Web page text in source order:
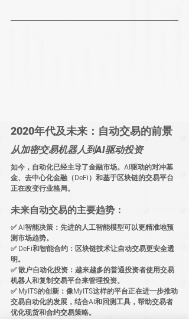
2020年代及未来：自动交易的前景
从加密交易机器人到AI驱动投资
如今，自动化已经主导了金融市场。AI驱动的对冲基
金、去中心化金融（DeFi）和基于区块链的交易平台
正在改变行业格局。
未来自动交易的主要趋势：
✅ AI智能决策 ：先进的人工智能模型可以更精准地预
测市场趋势。
✅ DeFi和智能合约 ：区块链技术让自动交易更安全透
明。
✅ 散户自动化投资 ：越来越多的普通投资者使用交易
机器人和复制交易平台来管理投资。
✅ MyITS的创新 ：像MyITS这样的平台正在进一步推动
交易自动化的发展，结合AI和回测工具，帮助交易者
优化现货和合约交易策略。